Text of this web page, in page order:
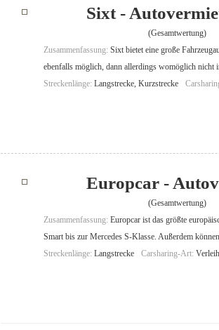
Sixt -
(Gesamtwertung)
Zusammenfassung: Sixt bietet eine große
ebenfalls möglich, dann allerdings womöglich nicht
Streckenlänge: Langstrecke, Kurzstrecke
Europcar -
(Gesamtwertung)
Zusammenfassung: Europcar ist das größte
Smart bis zur Mercedes S-Klasse. Außerdem
Streckenlänge: Langstrecke Carsharing-Art: